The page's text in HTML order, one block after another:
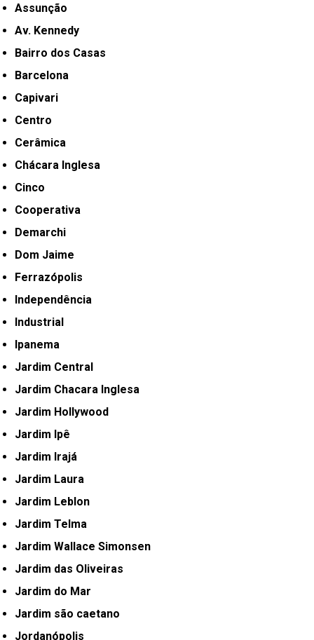
Assunção
Av. Kennedy
Bairro dos Casas
Barcelona
Capivari
Centro
Cerâmica
Chácara Inglesa
Cinco
Cooperativa
Demarchi
Dom Jaime
Ferrazópolis
Independência
Industrial
Ipanema
Jardim Central
Jardim Chacara Inglesa
Jardim Hollywood
Jardim Ipê
Jardim Irajá
Jardim Laura
Jardim Leblon
Jardim Telma
Jardim Wallace Simonsen
Jardim das Oliveiras
Jardim do Mar
Jardim são caetano
Jordanópolis